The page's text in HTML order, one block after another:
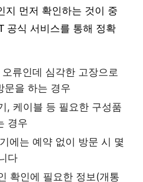
지 먼저 확인하는 것이 중
공식 서비스를 통해 정확
오류인데 심각한 고장으로
문을 하는 경우
, 케이블 등 필요한 구성품
경우
에는 예약 없이 방문 시 몇
다
확인에 필요한 정보(개통